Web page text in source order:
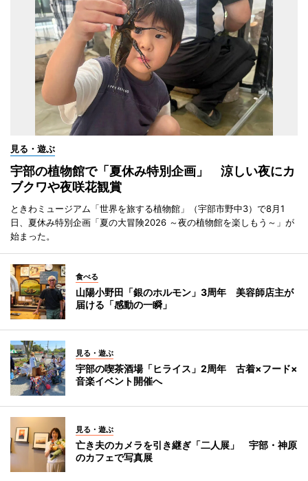
見る・遊ぶ
宇部の植物館で「夏休み特別企画」 涼しい夜にカ
ブクワや夜咲花観賞
ときわミュージアム「世界を旅する植物館」（宇部市野中3）で8月1
日、夏休み特別企画「夏の大冒険2026 ～夜の植物館を楽しもう～」が
始まった。
食べる
山陽小野田「銀のホルモン」3周年 美容師店主が
届ける「感動の一瞬」
見る・遊ぶ
宇部の喫茶酒場「ヒライス」2周年 古着×フード×
音楽イベント開催へ
見る・遊ぶ
亡き夫のカメラを引き継ぎ「二人展」 宇部・神原
のカフェで写真展